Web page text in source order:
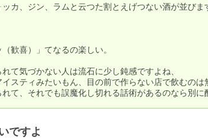
カ、ジン、ラムと云つた割とえげつない酒が並びま
歓喜）」てなるの楽しい。
て気づかない人は流石に少し鈍感ですよね、
スティみたいもん、目の前で作らない店で飲むのは
れて、それでも誤魔化し切れる話術があるのなら別
ですよ